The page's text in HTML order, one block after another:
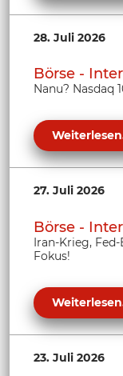
28. Juli 2026
Börse -
Nanu? Nasdaq
27. Juli 2026
Börse -
Iran-Krieg,
Fokus!
23. Juli 2026